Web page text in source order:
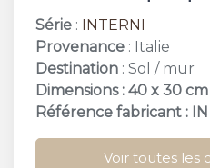
Série : INTERNI
Provenance : Italie
Destination : Sol / mur
Dimensions : 40 x 30 cm
Référence fabricant : IN
Voir toutes les